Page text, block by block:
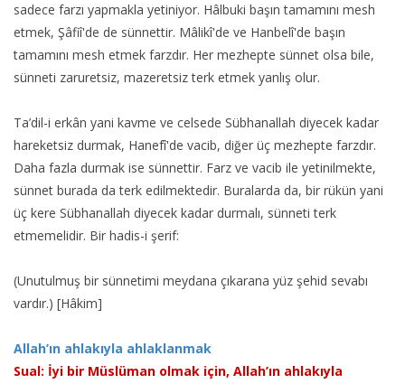
sadece farzı yapmakla yetiniyor. Hâlbuki başın tamamını mesh
etmek, Şâfiî'de de sünnettir. Mâlikî'de ve Hanbelî'de başın
tamamını mesh etmek farzdır. Her mezhepte sünnet olsa bile,
sünneti zaruretsiz, mazeretsiz terk etmek yanlış olur.
Ta’dil-i erkân yani kavme ve celsede Sübhanallah diyecek kadar
hareketsiz durmak, Hanefî'de vacib, diğer üç mezhepte farzdır.
Daha fazla durmak ise sünnettir. Farz ve vacib ile yetinilmekte,
sünnet burada da terk edilmektedir. Buralarda da, bir rükün yani
üç kere Sübhanallah diyecek kadar durmalı, sünneti terk
etmemelidir. Bir hadis-i şerif:
(Unutulmuş bir sünnetimi meydana çıkarana yüz şehid sevabı
vardır.) [Hâkim]
Allah’ın ahlakıyla ahlaklanmak
Sual: İyi bir Müslüman olmak için, Allah’ın ahlakıyla